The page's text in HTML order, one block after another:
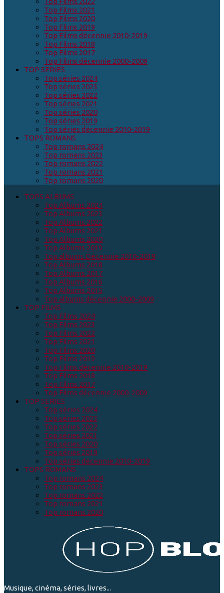
Top Films 2021
Top Films 2020
Top Films 2019
Top Films décennie 2010-2019
Top Films 2018
Top Films 2017
Top Films décennie 2000-2009
TOP SERIES
Top séries 2024
Top séries 2023
Top séries 2022
Top séries 2021
Top séries 2020
Top séries 2019
Top séries décennie 2010-2019
TOPS ROMANS
Top romans 2024
Top romans 2023
Top romans 2022
Top romans 2021
Top romans 2020
TOPS ALBUMS
Top Albums 2024
Top Albums 2023
Top Albums 2022
Top Albums 2021
Top Albums 2020
Top Albums 2019
Top albums Décennie 2010-2019
Top Albums 2018
Top Albums 2017
Top Albums 2016
Top Albums 2015
Top albums décennie 2000-2009
TOP FILMS
Top Films 2024
Top Films 2023
Top Films 2022
Top Films 2021
Top Films 2020
Top Films 2019
Top Films décennie 2010-2019
Top Films 2018
Top Films 2017
Top Films décennie 2000-2009
TOP SERIES
Top séries 2024
Top séries 2023
Top séries 2022
Top séries 2021
Top séries 2020
Top séries 2019
Top séries décennie 2010-2019
TOPS ROMANS
Top romans 2024
Top romans 2023
Top romans 2022
Top romans 2021
Top romans 2020
Musique, cinéma, séries, livres...